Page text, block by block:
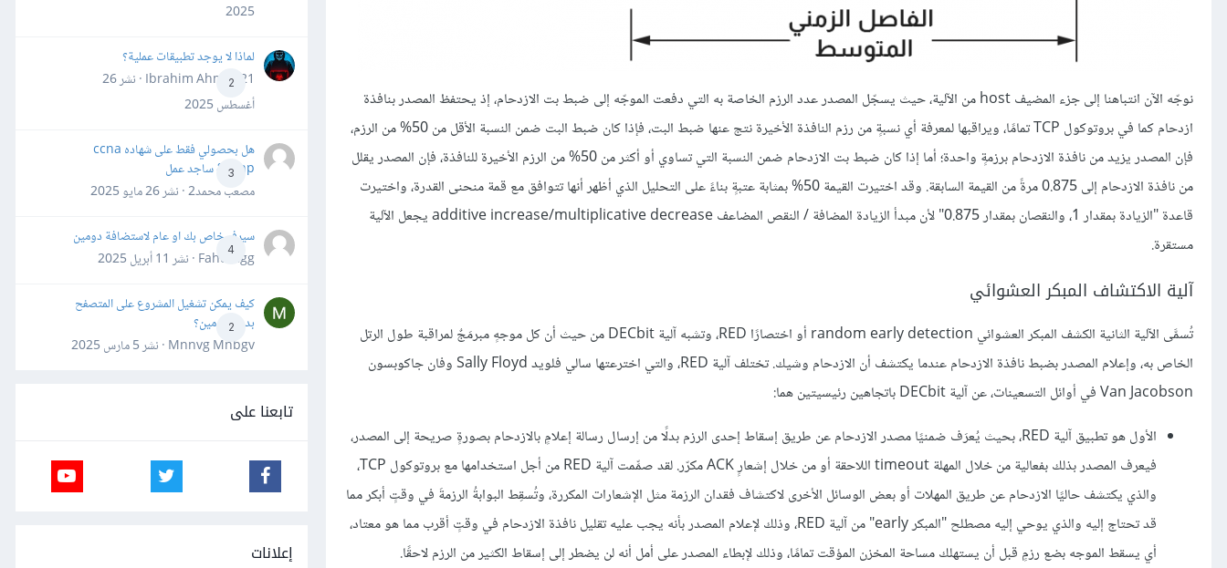
نوجّه الآن انتباهنا إلى جزء المضيف host من الآلية، حيث يسجّل المصدر عدد الرزم الخاصة به التي دفعت الموجّه إلى ضبط بت الازدحام، إذ يحتفظ المصدر بنافذة
ازدحام كما في بروتوكول TCP تمامًا، ويراقبها لمعرفة أي نسبةٍ من رزم النافذة الأخيرة نتج عنها ضبط البت، فإذا كان ضبط البت ضمن النسبة الأقل من 50% من الرزم،
فإن المصدر يزيد من نافذة الازدحام برزمةٍ واحدة؛ أما إذا كان ضبط بت الازدحام ضمن النسبة التي تساوي أو أكثر من 50% من الرزم الأخيرة للنافذة، فإن المصدر يقلل
من نافذة الازدحام إلى 0.875 مرةً من القيمة السابقة. وقد اختيرت القيمة 50% بمثابة عتبةٍ بناءً على التحليل الذي أظهر أنها تتوافق مع قمة منحنى القدرة، واختيرت
قاعدة "الزيادة بمقدار 1، والنقصان بمقدار 0.875" لأن مبدأ الزيادة المضافة / النقص المضاعف additive increase/multiplicative decrease يجعل الآلية
مستقرة.
آلية الاكتشاف المبكر العشوائي
تُسمَّى الآلية الثانية الكشف المبكر العشوائي random early detection أو اختصارًا RED، وتشبه آلية DECbit من حيث أن كل موجهٍ مبرمَجٌ لمراقبة طول الرتل
الخاص به، وإعلام المصدر بضبط نافذة الازدحام عندما يكتشف أن الازدحام وشيك. تختلف آلية RED، والتي اخترعتها سالي فلويد Sally Floyd وفان جاكوبسون
Van Jacobson في أوائل التسعينات، عن آلية DECbit باتجاهين رئيسيتين هما:
الأول هو تطبيق آلية RED، بحيث يُعرَف ضمنيًا مصدر الازدحام عن طريق إسقاط إحدى الرزم بدلًا من إرسال رسالة إعلامٍ بالازدحام بصورةٍ صريحة إلى المصدر،
فيعرف المصدر بذلك بفعالية من خلال المهلة timeout اللاحقة أو من خلال إشعارٍ ACK مكرّر. لقد صمِّمت آلية RED من أجل استخدامها مع بروتوكول TCP،
والذي يكتشف حاليًا الازدحام عن طريق المهلات أو بعض الوسائل الأخرى لاكتشاف فقدان الرزمة مثل الإشعارات المكررة، وتُسقِط البوابةُ الرزمةَ في وقتٍ أبكر مما
قد تحتاج إليه والذي يوحي إليه مصطلح "المبكر early" من آلية RED، وذلك لإعلام المصدر بأنه يجب عليه تقليل نافذة الازدحام في وقتٍ أقرب مما هو معتاد،
أي يسقط الموجه بضع رزمٍ قبل أن يستهلك مساحة المخزن المؤقت تمامًا، وذلك لإبطاء المصدر على أمل أنه لن يضطر إلى إسقاط الكثير من الرزم لاحقًا.
2025
2
لماذا لا يوجد تطبيقات عملية؟
Ibrahim Ahmed21 · نشر
26
أغسطس 2025
3
هل بحصولي فقط على شهاده ccna
&ccnp ساجد عمل
مصعب محمد2 · نشر
26 مايو 2025
4
سيرفر خاص بك او عام لاستضافة دومين
Fahd Ggg · نشر
11 أبريل 2025
2
كيف يمكن تشغيل المشروع على المتصفح
بدون دومين؟
Mnnvg Mnbgv · نشر
5 مارس 2025
تابعنا على
إعلانات